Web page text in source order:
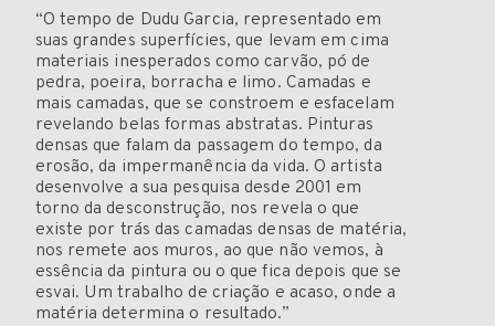
HOME
Newsletter
ENGLISH
“O tempo de Dudu Garcia, representado em
suas grandes superfícies, que levam em cima
materiais inesperados como carvão, pó de
pedra, poeira, borracha e limo. Camadas e
mais camadas, que se constroem e esfacelam
revelando belas formas abstratas. Pinturas
densas que falam da passagem do tempo, da
erosão, da impermanência da vida. O artista
desenvolve a sua pesquisa desde 2001 em
torno da desconstrução, nos revela o que
existe por trás das camadas densas de matéria,
nos remete aos muros, ao que não vemos, à
essência da pintura ou o que fica depois que se
esvai. Um trabalho de criação e acaso, onde a
matéria determina o resultado.”